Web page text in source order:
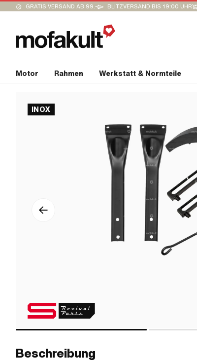
GRATIS VERSAND AB 99.- BLITZVERSAND BIS 19:00 UHR
Motor Rahmen Werkstatt & Normteile
INOX
Beschreibung